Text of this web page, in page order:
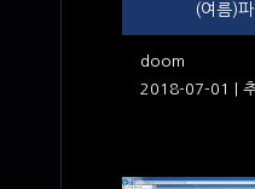
(여름)
doom
2018-07-01 |